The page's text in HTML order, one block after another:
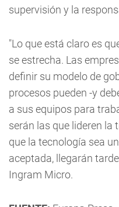
supervisión y la
"Lo que está claro es
se estrecha. Las
definir su modelo de
procesos pueden -y
a sus equipos para
serán las que lideren la
que la tecnología sea
aceptada, llegarán
Ingram Micro.